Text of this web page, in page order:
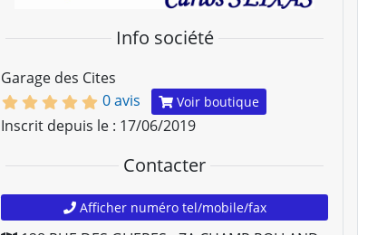
Info société
Garage des Cites
0 avis
Voir boutique
Inscrit depuis le : 17/06/2019
Contacter
Afficher numéro tel/mobile/fax